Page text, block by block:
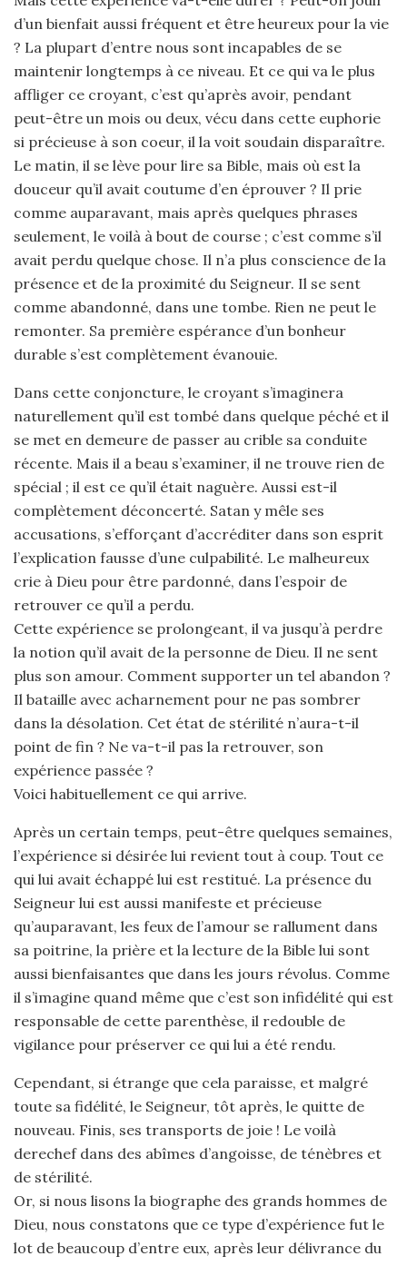
d’un bienfait aussi fréquent et être heureux pour la vie
? La plupart d’entre nous sont incapables de se
maintenir longtemps à ce niveau. Et ce qui va le plus
affliger ce croyant, c’est qu’après avoir, pendant
peut-être un mois ou deux, vécu dans cette euphorie
si précieuse à son coeur, il la voit soudain disparaître.
Le matin, il se lève pour lire sa Bible, mais où est la
douceur qu’il avait coutume d’en éprouver ? Il prie
comme auparavant, mais après quelques phrases
seulement, le voilà à bout de course ; c’est comme s’il
avait perdu quelque chose. Il n’a plus conscience de la
présence et de la proximité du Seigneur. Il se sent
comme abandonné, dans une tombe. Rien ne peut le
remonter. Sa première espérance d’un bonheur
durable s’est complètement évanouie.
Dans cette conjoncture, le croyant s’imaginera
naturellement qu’il est tombé dans quelque péché et il
se met en demeure de passer au crible sa conduite
récente. Mais il a beau s’examiner, il ne trouve rien de
spécial ; il est ce qu’il était naguère. Aussi est-il
complètement déconcerté. Satan y mêle ses
accusations, s’efforçant d’accréditer dans son esprit
l’explication fausse d’une culpabilité. Le malheureux
crie à Dieu pour être pardonné, dans l’espoir de
retrouver ce qu’il a perdu.
Cette expérience se prolongeant, il va jusqu’à perdre
la notion qu’il avait de la personne de Dieu. Il ne sent
plus son amour. Comment supporter un tel abandon ?
Il bataille avec acharnement pour ne pas sombrer
dans la désolation. Cet état de stérilité n’aura-t-il
point de fin ? Ne va-t-il pas la retrouver, son
expérience passée ?
Voici habituellement ce qui arrive.
Après un certain temps, peut-être quelques semaines,
l’expérience si désirée lui revient tout à coup. Tout ce
qui lui avait échappé lui est restitué. La présence du
Seigneur lui est aussi manifeste et précieuse
qu’auparavant, les feux de l’amour se rallument dans
sa poitrine, la prière et la lecture de la Bible lui sont
aussi bienfaisantes que dans les jours révolus. Comme
il s’imagine quand même que c’est son infidélité qui est
responsable de cette parenthèse, il redouble de
vigilance pour préserver ce qui lui a été rendu.
Cependant, si étrange que cela paraisse, et malgré
toute sa fidélité, le Seigneur, tôt après, le quitte de
nouveau. Finis, ses transports de joie ! Le voilà
derechef dans des abîmes d’angoisse, de ténèbres et
de stérilité.
Or, si nous lisons la biographe des grands hommes de
Dieu, nous constatons que ce type d’expérience fut le
lot de beaucoup d’entre eux, après leur délivrance du